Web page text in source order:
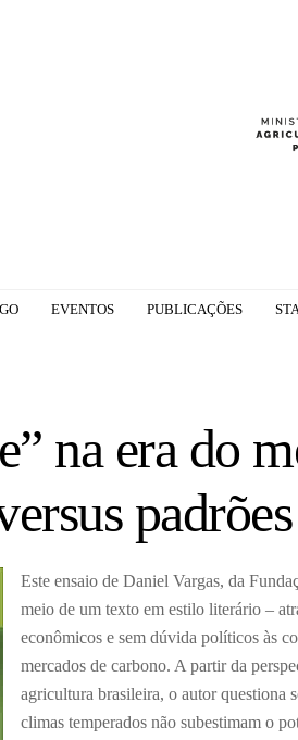
EVENTOS PUBLICAÇÕES
na era do
Este ensaio de Daniel Vargas, da
meio de um texto em estilo literário –
econômicos e sem dúvida políticos às
mercados de carbono. A partir da
agricultura brasileira, o autor questiona
climas temperados não subestimam o